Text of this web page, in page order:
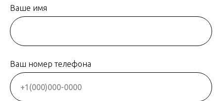
Ваше имя
Ваш номер телефона